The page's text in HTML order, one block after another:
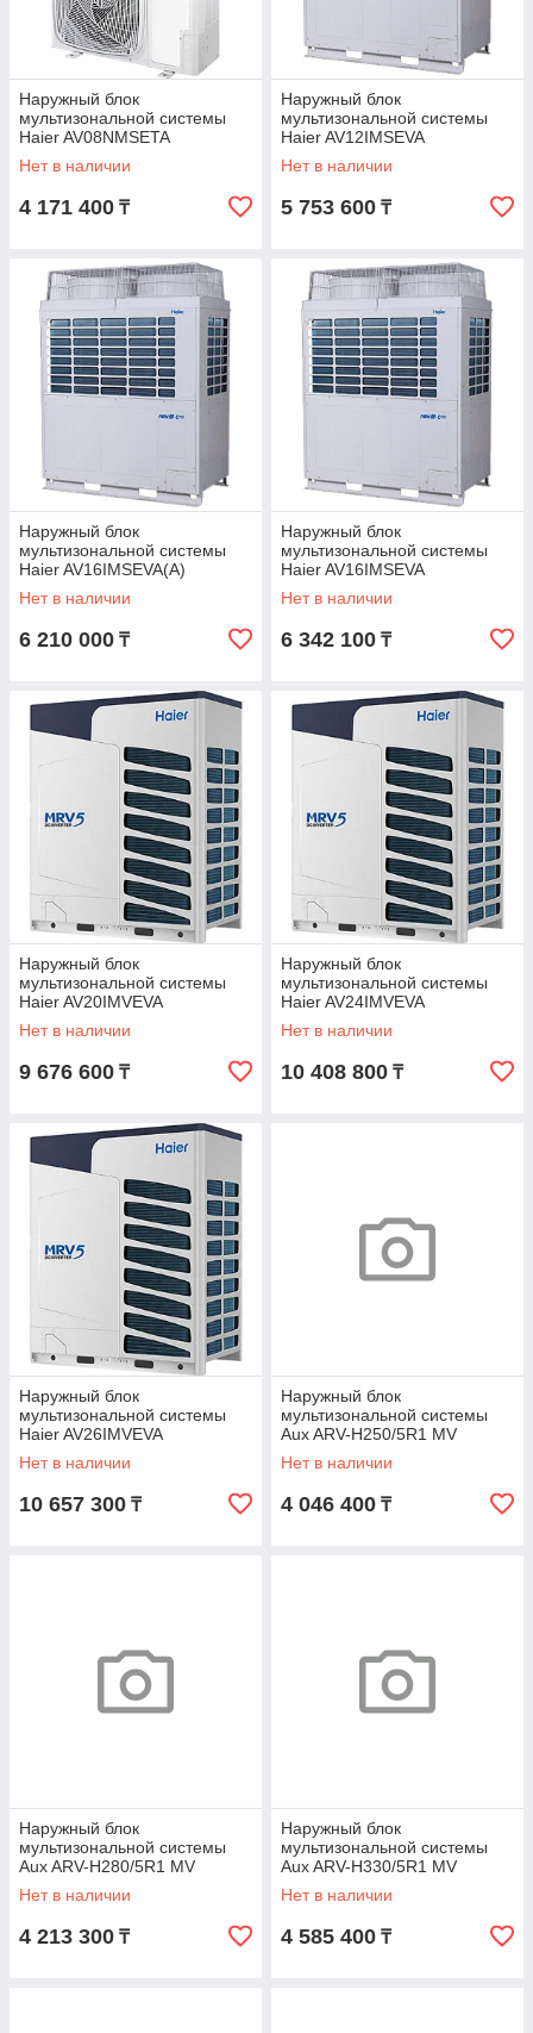
Наружный блок
мультизональной системы
Haier AV08NMSETA
Нет в наличии
4 171 400 ₸
Наружный блок
мультизональной системы
Haier AV12IMSEVA
Нет в наличии
5 753 600 ₸
Наружный блок
мультизональной системы
Haier AV16IMSEVA(A)
Нет в наличии
6 210 000 ₸
Наружный блок
мультизональной системы
Haier AV16IMSEVA
Нет в наличии
6 342 100 ₸
Наружный блок
мультизональной системы
Haier AV20IMVEVA
Нет в наличии
9 676 600 ₸
Наружный блок
мультизональной системы
Haier AV24IMVEVA
Нет в наличии
10 408 800 ₸
Наружный блок
мультизональной системы
Haier AV26IMVEVA
Нет в наличии
10 657 300 ₸
Наружный блок
мультизональной системы
Aux ARV-H250/5R1 MV
Нет в наличии
4 046 400 ₸
Наружный блок
мультизональной системы
Aux ARV-H280/5R1 MV
Нет в наличии
4 213 300 ₸
Наружный блок
мультизональной системы
Aux ARV-H330/5R1 MV
Нет в наличии
4 585 400 ₸